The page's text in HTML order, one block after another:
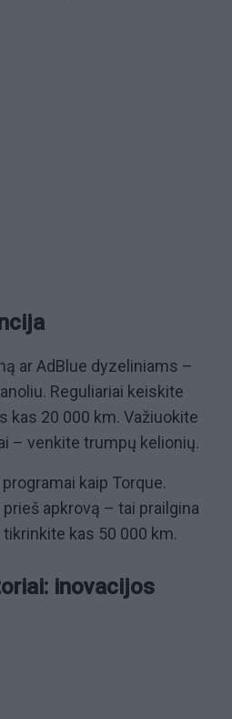
ar AdBlue dyzeliniams –
Reguliariai keiskite
kas 20 000 km. Važiuokite
– venkite trumpų kelionių.
kaip Torque.
apkrovą – tai prailgina
kas 50 000 km.
inovacijos